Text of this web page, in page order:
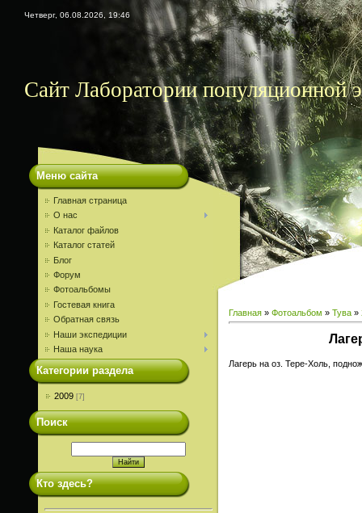
Четверг, 06.08.2026, 19:46
Сайт Лаборатории
Меню сайта
Главная страница
О нас
Каталог файлов
Каталог статей
Блог
Форум
Фотоальбомы
Гостевая книга
Обратная связь
Наши экспедиции
Наша наука
Категории раздела
2009 [7]
Поиск
Кто здесь?
Главная » Фотоальбом » Тува »
Лагерь на оз. Тере-Холь,